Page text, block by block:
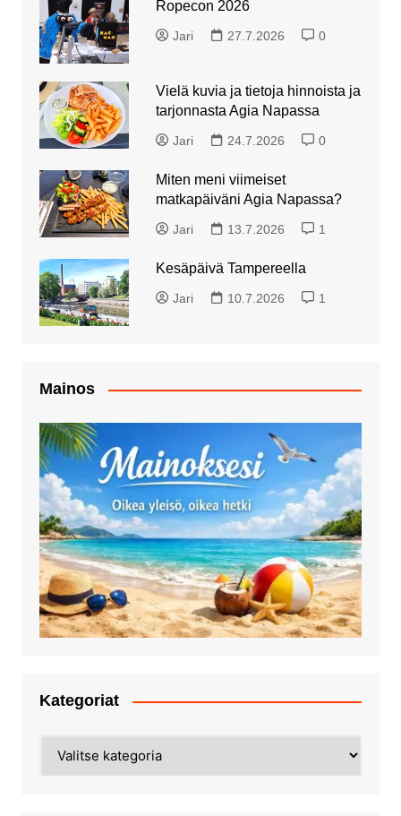
Ropecon 2026
Jari 27.7.2026 0
Vielä kuvia ja tietoja hinnoista ja
tarjonnasta Agia Napassa
Jari 24.7.2026 0
Miten meni viimeiset
matkapäiväni Agia Napassa?
Jari 13.7.2026 1
Kesäpäivä Tampereella
Jari 10.7.2026 1
Mainos
Kategoriat